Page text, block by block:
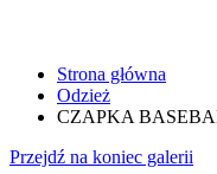
Strona główna
Odzież
CZAPKA
Przejdź na koniec galerii